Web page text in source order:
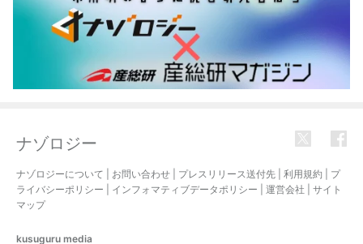
ナゾロジー
ナゾロジーについて お問い合わせ プレスリリース送付先 利用規約
プ
ライバシーポリシー
インフォマティブデータポリシー 運営会社
サイト
マップ
kusuguru media